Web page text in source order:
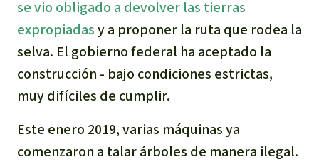
se vio obligado a devolver las tierras
expropiadasy a proponer la ruta que rodea la
selva. El gobierno federal ha aceptado la
construcción - bajo condiciones estrictas,
muy difíciles de cumplir.
Este enero 2019, varias máquinas ya
comenzaron a talar árboles de manera ilegal.